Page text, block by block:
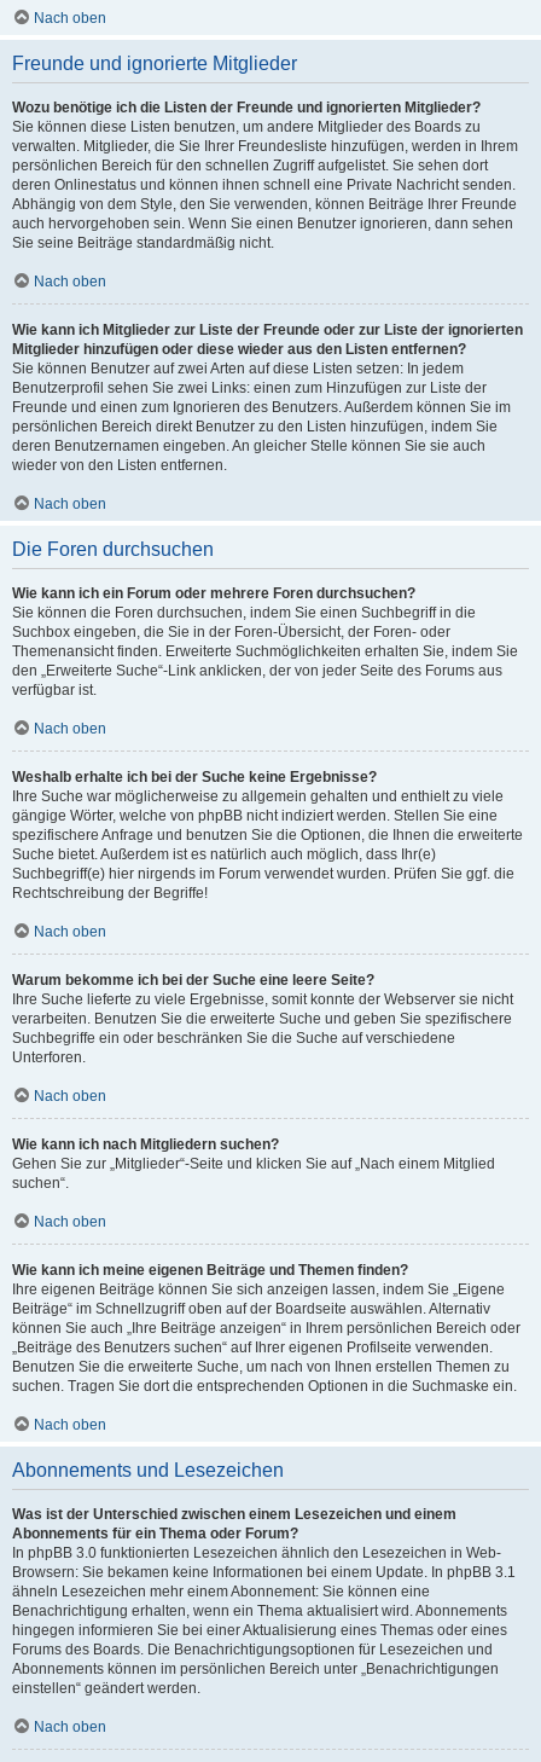
Nach oben
Freunde und ignorierte Mitglieder
Wozu benötige ich die Listen der Freunde und ignorierten Mitglieder?
Sie können diese Listen benutzen, um andere Mitglieder des Boards zu
verwalten. Mitglieder, die Sie Ihrer Freundesliste hinzufügen, werden in Ihrem
persönlichen Bereich für den schnellen Zugriff aufgelistet. Sie sehen dort
deren Onlinestatus und können ihnen schnell eine Private Nachricht senden.
Abhängig von dem Style, den Sie verwenden, können Beiträge Ihrer Freunde
auch hervorgehoben sein. Wenn Sie einen Benutzer ignorieren, dann sehen
Sie seine Beiträge standardmäßig nicht.
Nach oben
Wie kann ich Mitglieder zur Liste der Freunde oder zur Liste der ignorierten
Mitglieder hinzufügen oder diese wieder aus den Listen entfernen?
Sie können Benutzer auf zwei Arten auf diese Listen setzen: In jedem
Benutzerprofil sehen Sie zwei Links: einen zum Hinzufügen zur Liste der
Freunde und einen zum Ignorieren des Benutzers. Außerdem können Sie im
persönlichen Bereich direkt Benutzer zu den Listen hinzufügen, indem Sie
deren Benutzernamen eingeben. An gleicher Stelle können Sie sie auch
wieder von den Listen entfernen.
Nach oben
Die Foren durchsuchen
Wie kann ich ein Forum oder mehrere Foren durchsuchen?
Sie können die Foren durchsuchen, indem Sie einen Suchbegriff in die
Suchbox eingeben, die Sie in der Foren-Übersicht, der Foren- oder
Themenansicht finden. Erweiterte Suchmöglichkeiten erhalten Sie, indem Sie
den „Erweiterte Suche“-Link anklicken, der von jeder Seite des Forums aus
verfügbar ist.
Nach oben
Weshalb erhalte ich bei der Suche keine Ergebnisse?
Ihre Suche war möglicherweise zu allgemein gehalten und enthielt zu viele
gängige Wörter, welche von phpBB nicht indiziert werden. Stellen Sie eine
spezifischere Anfrage und benutzen Sie die Optionen, die Ihnen die erweiterte
Suche bietet. Außerdem ist es natürlich auch möglich, dass Ihr(e)
Suchbegriff(e) hier nirgends im Forum verwendet wurden. Prüfen Sie ggf. die
Rechtschreibung der Begriffe!
Nach oben
Warum bekomme ich bei der Suche eine leere Seite?
Ihre Suche lieferte zu viele Ergebnisse, somit konnte der Webserver sie nicht
verarbeiten. Benutzen Sie die erweiterte Suche und geben Sie spezifischere
Suchbegriffe ein oder beschränken Sie die Suche auf verschiedene
Unterforen.
Nach oben
Wie kann ich nach Mitgliedern suchen?
Gehen Sie zur „Mitglieder“-Seite und klicken Sie auf „Nach einem Mitglied
suchen“.
Nach oben
Wie kann ich meine eigenen Beiträge und Themen finden?
Ihre eigenen Beiträge können Sie sich anzeigen lassen, indem Sie „Eigene
Beiträge“ im Schnellzugriff oben auf der Boardseite auswählen. Alternativ
können Sie auch „Ihre Beiträge anzeigen“ in Ihrem persönlichen Bereich oder
„Beiträge des Benutzers suchen“ auf Ihrer eigenen Profilseite verwenden.
Benutzen Sie die erweiterte Suche, um nach von Ihnen erstellen Themen zu
suchen. Tragen Sie dort die entsprechenden Optionen in die Suchmaske ein.
Nach oben
Abonnements und Lesezeichen
Was ist der Unterschied zwischen einem Lesezeichen und einem
Abonnements für ein Thema oder Forum?
In phpBB 3.0 funktionierten Lesezeichen ähnlich den Lesezeichen in Web-
Browsern: Sie bekamen keine Informationen bei einem Update. In phpBB 3.1
ähneln Lesezeichen mehr einem Abonnement: Sie können eine
Benachrichtigung erhalten, wenn ein Thema aktualisiert wird. Abonnements
hingegen informieren Sie bei einer Aktualisierung eines Themas oder eines
Forums des Boards. Die Benachrichtigungsoptionen für Lesezeichen und
Abonnements können im persönlichen Bereich unter „Benachrichtigungen
einstellen“ geändert werden.
Nach oben